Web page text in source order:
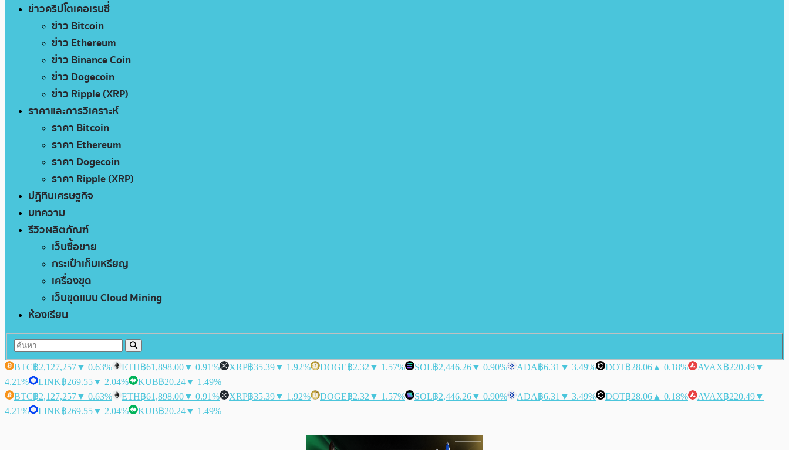
ข่าวคริปโตเคอเรนซี่
ข่าว Bitcoin
ข่าว Ethereum
ข่าว Binance Coin
ข่าว Dogecoin
ข่าว Ripple (XRP)
ราคาและการวิเคราะห์
ราคา Bitcoin
ราคา Ethereum
ราคา Dogecoin
ราคา Ripple (XRP)
ปฏิทินเศรษฐกิจ
บทความ
รีวิวผลิตภัณฑ์
เว็บซื้อขาย
กระเป๋าเก็บเหรียญ
เครื่องขุด
เว็บขุดแบบ Cloud Mining
ห้องเรียน
BTC฿2,127,257▼ 0.63% ETH฿61,898.00▼ 0.91% XRP฿35.39▼ 1.92% DOGE฿2.32 ▼ 1.57% SOL฿2,446.26▼ 0.90% ADA฿6.31 ▼ 3.49% DOT฿28.06 ▲ 0.18% AVAX฿220.49▼
4.21%
LINK฿269.55▼ 2.04% KUB฿20.24▼ 1.49%
BTC฿2,127,257▼ 0.63% ETH฿61,898.00▼ 0.91% XRP฿35.39▼ 1.92% DOGE฿2.32 ▼ 1.57% SOL฿2,446.26▼ 0.90% ADA฿6.31 ▼ 3.49% DOT฿28.06 ▲ 0.18% AVAX฿220.49▼
4.21%
LINK฿269.55▼ 2.04% KUB฿20.24▼ 1.49%